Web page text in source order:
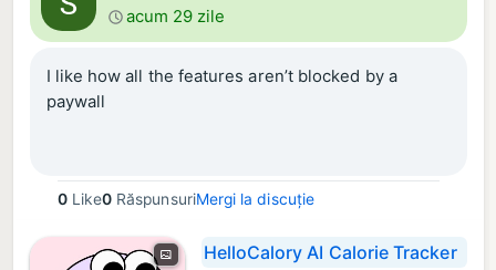
acum 29 zile
I like how all the features aren’t blocked by a
paywall
0Like0 RăspunsuriMergi la discuție
HelloCalory AI Calorie Tracker